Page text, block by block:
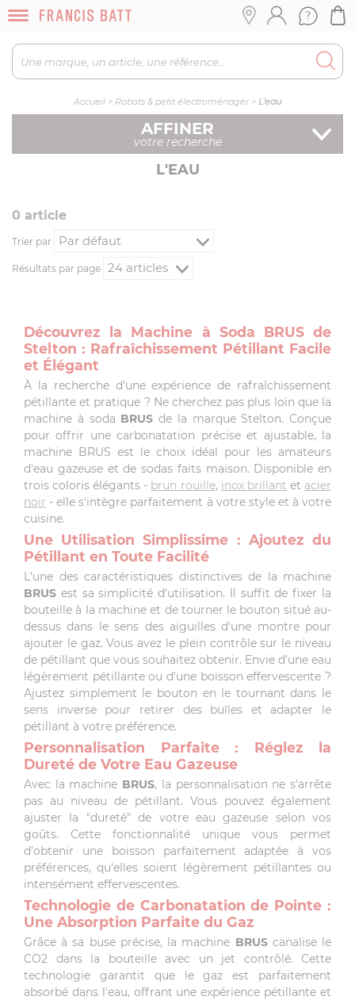
Accueil > Robots & petit électroménager> L'eau
AFFINER
votre recherche
L'EAU
0 article
Trier par
Résultats par page
Découvrez la Machine à Soda BRUS de
Stelton : Rafraîchissement Pétillant Facile
et Élégant
À la recherche d'une expérience de rafraîchissement
pétillante et pratique ? Ne cherchez pas plus loin que la
machine à soda BRUS de la marque Stelton. Conçue
pour offrir une carbonatation précise et ajustable, la
machine BRUS est le choix idéal pour les amateurs
d'eau gazeuse et de sodas faits maison. Disponible en
trois coloris élégants - brun rouille, inox brillant et acier
noir - elle s'intègre parfaitement à votre style et à votre
cuisine.
Une Utilisation Simplissime : Ajoutez du
Pétillant en Toute Facilité
L'une des caractéristiques distinctives de la machine
BRUS est sa simplicité d'utilisation. Il suffit de fixer la
bouteille à la machine et de tourner le bouton situé au-
dessus dans le sens des aiguilles d'une montre pour
ajouter le gaz. Vous avez le plein contrôle sur le niveau
de pétillant que vous souhaitez obtenir. Envie d'une eau
légèrement pétillante ou d'une boisson effervescente ?
Ajustez simplement le bouton en le tournant dans le
sens inverse pour retirer des bulles et adapter le
pétillant à votre préférence.
Personnalisation Parfaite : Réglez la
Dureté de Votre Eau Gazeuse
Avec la machine BRUS, la personnalisation ne s'arrête
pas au niveau de pétillant. Vous pouvez également
ajuster la "dureté" de votre eau gazeuse selon vos
goûts. Cette fonctionnalité unique vous permet
d'obtenir une boisson parfaitement adaptée à vos
préférences, qu'elles soient légèrement pétillantes ou
intensément effervescentes.
Technologie de Carbonatation de Pointe :
Une Absorption Parfaite du Gaz
Grâce à sa buse précise, la machine BRUScanalise le
CO2 dans la bouteille avec un jet contrôlé. Cette
technologie garantit que le gaz est parfaitement
absorbé dans l'eau, offrant une expérience pétillante et